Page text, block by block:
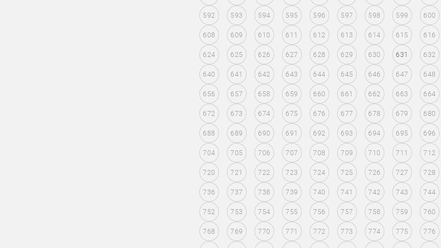
592 593 594 595 596 597 598 599 600
608 609 610 611 612 613 614 615 616
624 625 626 627 628 629 630 631 632
640 641 642 643 644 645 646 647 648
656 657 658 659 660 661 662 663 664
672 673 674 675 676 677 678 679 680
688 689 690 691 692 693 694 695 696
704 705 706 707 708 709 710 711 712
720 721 722 723 724 725 726 727 728
736 737 738 739 740 741 742 743 744
752 753 754 755 756 757 758 759 760
768 769 770 771 772 773 774 775 776